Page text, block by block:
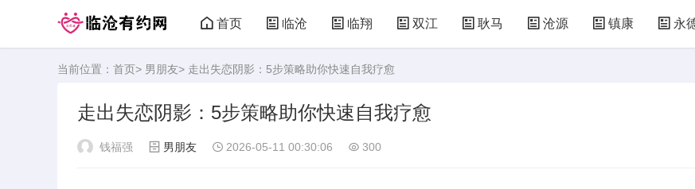
首页 临沧 临翔 双江 耿马 沧源 镇康 永
当前位置： 首页> 男朋友> 走出失恋阴影：5步策略助你快速自我疗愈
走出失恋阴影：5步策略助你快速自我疗愈
钱福强 男朋友 2026-05-11 00:30:06 300